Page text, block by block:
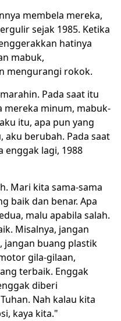
membela mereka,
sejak 1985. Ketika
hatinya
mabuk,
mengurangi rokok.
Pada saat itu
mereka minum, mabuk-
itu, apa pun yang
aku berubah. Pada saat
enggak lagi, 1988
Mari kita sama-sama
baik dan benar. Apa
malu apabila salah.
Misalnya, jangan
jangan buang plastik
gila-gilaan,
terbaik. Enggak
diberi
Nah kalau kita
kaya kita."